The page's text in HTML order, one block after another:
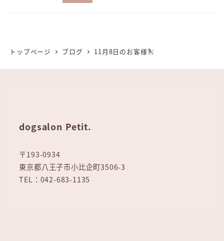
トップページ ブログ 11月8日のお客様
dogsalon Petit.
〒193-0934
東京都八王子市小比企町3506-3
TEL：042-683-1135